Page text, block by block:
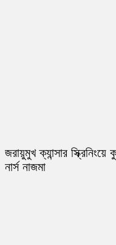
জরায়ুমুখ ক্যান্সার
নার্স নাজমা